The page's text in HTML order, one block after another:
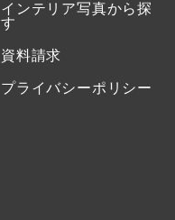
インテリア写真から探
す
資料請求
プライバシーポリシー